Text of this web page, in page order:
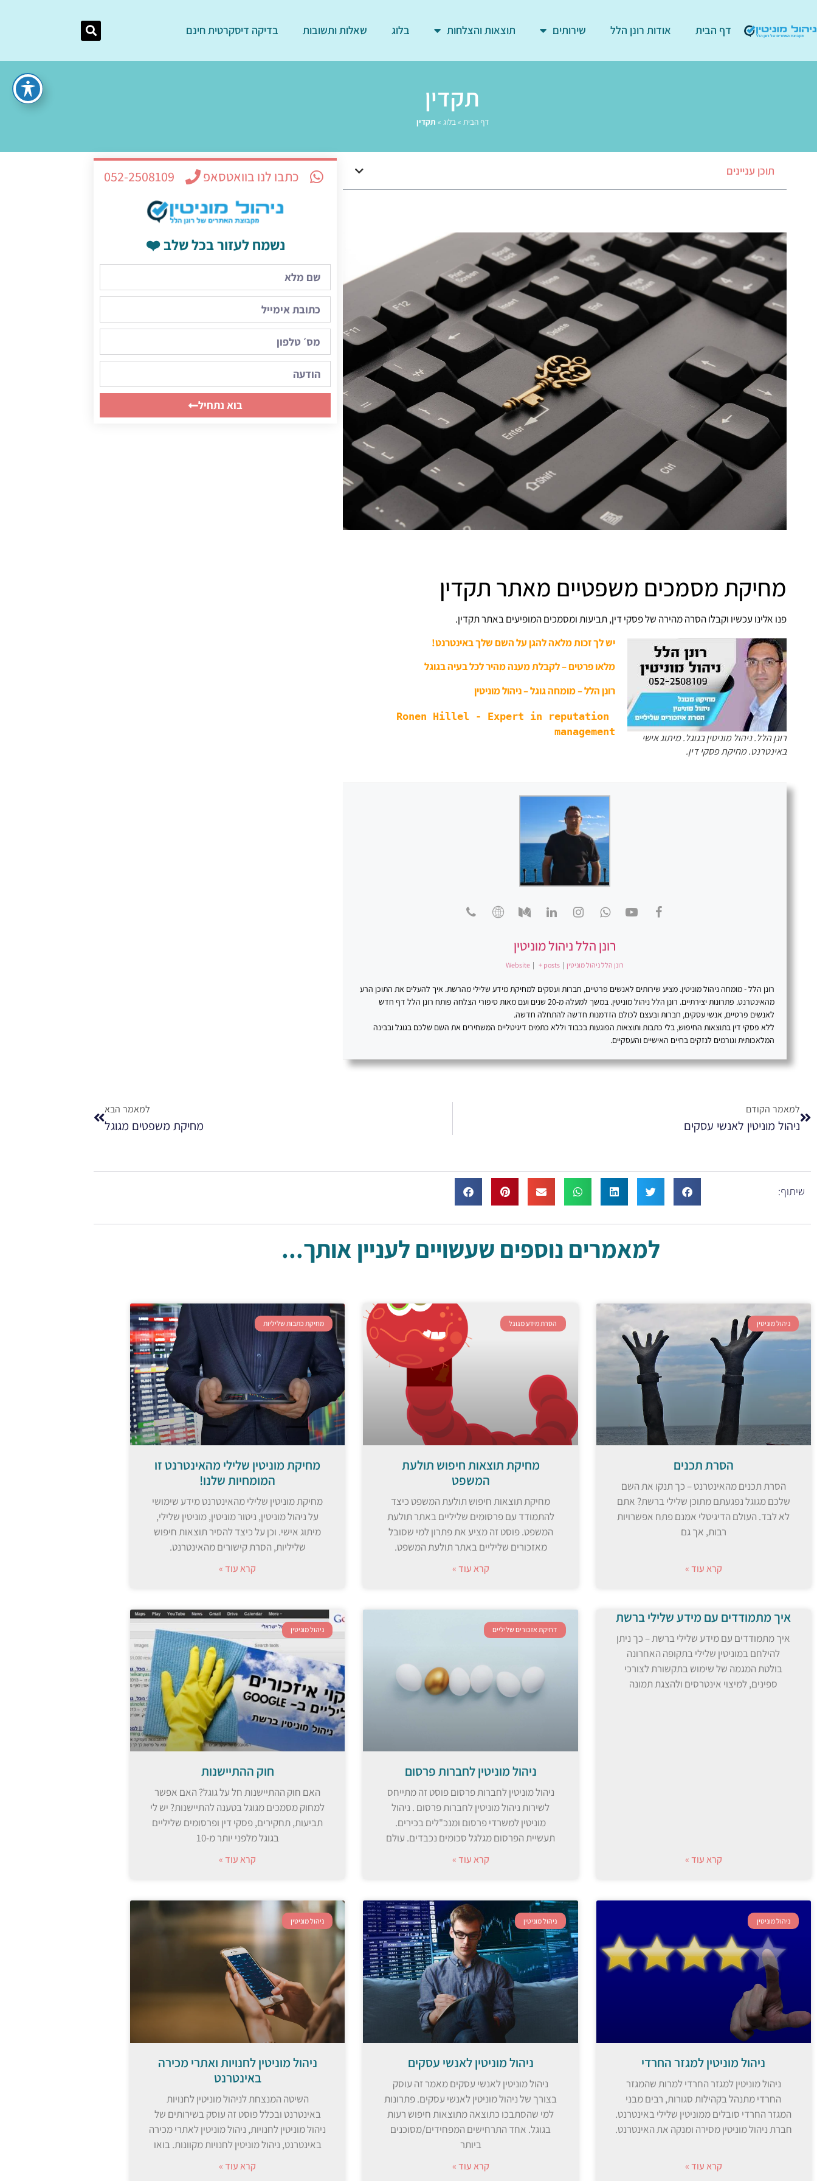
דף הבית אודות רונן הלל שירותים תוצאות והצלחות בלוג שאלות ותשובות בדיקה דיסקרטית חינם
תקדין
דף הבית »בלוג » תקדין
תוכן עניינים
מחיקת מסמכים משפטיים מאתר תקדין
פנו אלינו עכשיו וקבלו הסרה מהירה של פסקי דין, תביעות ומסמכים המופיעים באתר תקדין.
רונן הלל. ניהול מוניטין בגוגל. מיתוג אישי
באינטרנט. מחיקת פסקי דין.
יש לך זכות מלאה להגן על השם שלך באינטרנט!
מלאו פרטים – לקבלת מענה מהיר לכל בעיה בגוגל
רונן הלל – מומחה גוגל – ניהול מוניטין
Ronen Hillel - Expert in reputation
management
רונן הלל ניהול מוניטין
רונן הלל ניהול מוניטין |
Website | + posts
רונן הלל - מומחה ניהול מוניטין. מציע שירותים לאנשים פרטיים, חברות ועסקים למחיקת מידע שלילי מהרשת. איך להעלים את התוכן הרע
מהאינטרנט. פתרונות יצירתיים. רונן הלל ניהול מוניטין. במשך למעלה מ-20 שנים ועם מאות סיפורי הצלחה פותח רונן הלל דף חדש
לאנשים פרטיים, אנשי עסקים, חברות ובעצם לכולם הזדמנות חדשה להתחלה חדשה.
ללא פסקי דין בתוצאות החיפוש, בלי כתבות ותוצאות הפוגעות בכבוד וללא כתמים דיגיטליים המשחירים את השם שלכם בגוגל ובבינה
המלאכותית וגורמים לנזקים בחיים האישיים והעסקיים.
כתבו לנו בוואטסאפ 052-2508109
נשמח לעזור בכל שלב ❤️
בוא נתחיל
למאמר הקודם
ניהול מוניטין לאנשי עסקים
למאמר הבא
מחיקת משפטים מגוגל
שיתוף:
למאמרים נוספים שעשויים לעניין אותך...
ניהול מוניטין
הסרת תכנים
הסרת תכנים מהאינטרנט – כך תנקו את השם
שלכם מגוגל נפגעתם מתוכן שלילי ברשת? אתם
לא לבד. העולם הדיגיטלי אמנם פתח אפשרויות
רבות, אך גם
קרא עוד »
הסרת מידע מגוגל
מחיקת תוצאות חיפוש תולעת
המשפט
מחיקת תוצאות חיפוש תולעת המשפט כיצד
להתמודד עם פרסומים שליליים באתר תולעת
המשפט. פוסט זה מציע את פתרון למי שסובל
מאזכורים שליליים באתר תולעת המשפט.
קרא עוד »
מחיקת כתבות שליליות
מחיקת מוניטין שלילי מהאינטרנט זו
המומחיות שלנו!
מחיקת מוניטין שלילי מהאינטרנט מידע שימושי
על ניהול מוניטין, ניטור מוניטין, מוניטין שלילי,
מיתוג אישי. וכן על כיצד להסיר תוצאות חיפוש
שליליות, הסרת קישורים מהאינטרנט.
קרא עוד »
איך מתמודדים עם מידע שלילי ברשת
איך מתמודדים עם מידע שלילי ברשת – כך ניתן
להילחם במוניטין שלילי בתקופה האחרונה
בולטת המגמה של שימוש בתקשורת לצורכי
ספינים, למיצוי אינטרסים ולהצגת תמונה
קרא עוד »
דחיקת אזכורים שליליים
ניהול מוניטין לחברות פרסום
ניהול מוניטין לחברות פרסום פוסט זה מתייחס
לשירות ניהול מוניטין לחברות פרסום . ניהול
מוניטין למשרדי פרסום ומנכ"לים בכירים.
תעשיית הפרסום מגלגל סכומים נכבדים. עולם
קרא עוד »
ניהול מוניטין
חוק ההתיישנות
האם חוק ההתיישנות חל על גוגל? האם אפשר
למחוק מסמכים מגוגל בטענה להתיישנות? יש לי
תביעות, תחקירים, פסקי דין ופרסומים שליליים
בגוגל מלפני יותר מ-10
קרא עוד »
ניהול מוניטין
ניהול מוניטין למגזר החרדי
ניהול מוניטין למגזר החרדי למרות שהמגזר
החרדי מתנהל בקהילות סגורות, רבים מבני
המגזר החרדי סובלים ממוניטין שלילי באינטרנט.
חברת ניהול מוניטין מסירה ומנקה את האינטרנט.
קרא עוד »
ניהול מוניטין
ניהול מוניטין לאנשי עסקים
ניהול מוניטין לאנשי עסקים מאמר זה עוסק
בצורך של ניהול מוניטין לאנשי עסקים. פתרונות
למי שהסתבכו כתוצאה מתוצאות חיפוש רעות
בגוגל. אחד התרחישים המפחידים/מסוכנים
ביותר
קרא עוד »
ניהול מוניטין
ניהול מוניטין לחנויות ואתרי מכירה
באינטרנט
השיטה המנצחת לניהול מוניטין לחנויות
באינטרנט ובכלל פוסט זה עוסק בשירותים של
ניהול מוניטין לחנויות, ניהול מוניטין לאתרי מכירה
באינטרנט, ניהול מוניטין לחנויות מקוונות. בואו
קרא עוד »